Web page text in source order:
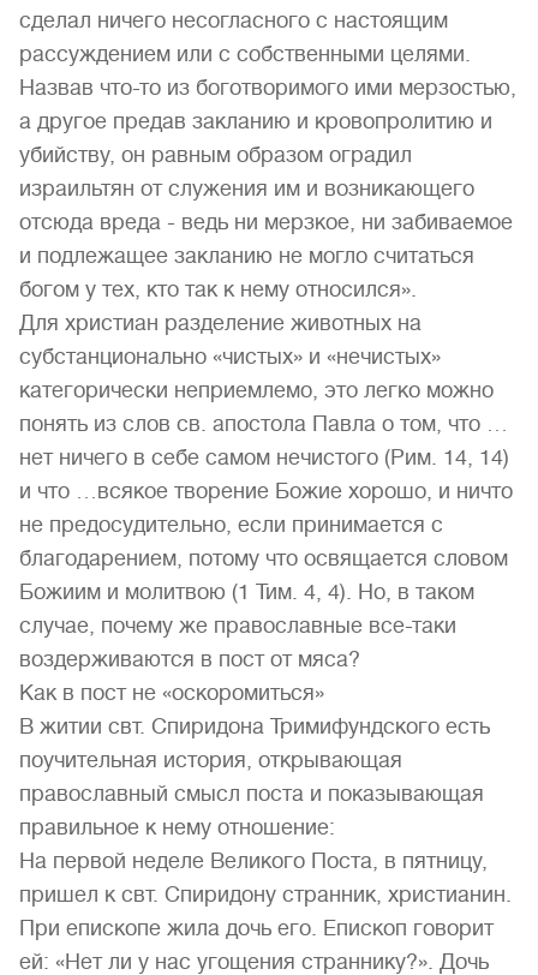
сделал ничего несогласного с настоящим
рассуждением или с собственными целями.
Назвав что-то из боготворимого ими мерзостью,
а другое предав закланию и кровопролитию и
убийству, он равным образом оградил
израильтян от служения им и возникающего
отсюда вреда - ведь ни мерзкое, ни забиваемое
и подлежащее закланию не могло считаться
богом у тех, кто так к нему относился».
Для христиан разделение животных на
субстанционально «чистых» и «нечистых»
категорически неприемлемо, это легко можно
понять из слов св. апостола Павла о том, что …
нет ничего в себе самом нечистого (Рим. 14, 14)
и что …всякое творение Божие хорошо, и ничто
не предосудительно, если принимается с
благодарением, потому что освящается словом
Божиим и молитвою (1 Тим. 4, 4). Но, в таком
случае, почему же православные все-таки
воздерживаются в пост от мяса?
Как в пост не «оскоромиться»
В житии свт. Спиридона Тримифундского есть
поучительная история, открывающая
православный смысл поста и показывающая
правильное к нему отношение:
На первой неделе Великого Поста, в пятницу,
пришел к свт. Спиридону странник, христианин.
При епископе жила дочь его. Епископ говорит
ей: «Нет ли у нас угощения страннику?». Дочь